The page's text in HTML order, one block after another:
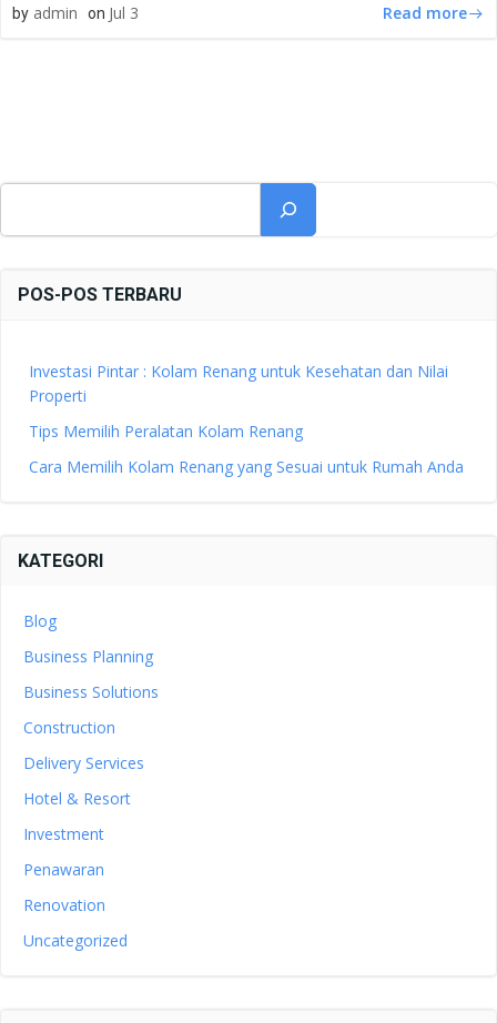
by admin on Jul 3 Read more
POS-POS TERBARU
Investasi Pintar : Kolam Renang untuk Kesehatan dan Nilai
Properti
Tips Memilih Peralatan Kolam Renang
Cara Memilih Kolam Renang yang Sesuai untuk Rumah Anda
KATEGORI
Blog
Business Planning
Business Solutions
Construction
Delivery Services
Hotel & Resort
Investment
Penawaran
Renovation
Uncategorized